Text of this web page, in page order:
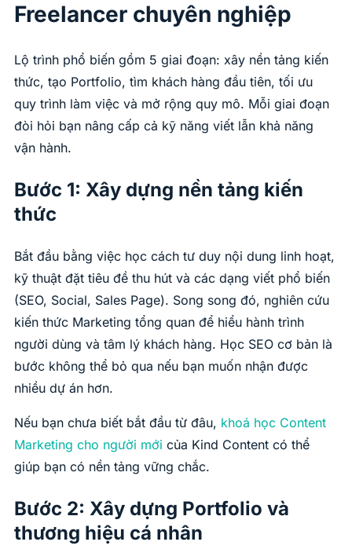
Freelancer chuyên nghiệp
Lộ trình phổ biến gồm 5 giai đoạn: xây nền tảng kiến
thức, tạo Portfolio, tìm khách hàng đầu tiên, tối ưu
quy trình làm việc và mở rộng quy mô. Mỗi giai đoạn
đòi hỏi bạn nâng cấp cả kỹ năng viết lẫn khả năng
vận hành.
Bước 1: Xây dựng nền tảng kiến
thức
Bắt đầu bằng việc học cách tư duy nội dung linh hoạt,
kỹ thuật đặt tiêu đề thu hút và các dạng viết phổ biến
(SEO, Social, Sales Page). Song song đó, nghiên cứu
kiến thức Marketing tổng quan để hiểu hành trình
người dùng và tâm lý khách hàng. Học SEO cơ bản là
bước không thể bỏ qua nếu bạn muốn nhận được
nhiều dự án hơn.
Nếu bạn chưa biết bắt đầu từ đâu, khoá học Content
Marketing cho người mới của Kind Content có thể
giúp bạn có nền tảng vững chắc.
Bước 2: Xây dựng Portfolio và
thương hiệu cá nhân